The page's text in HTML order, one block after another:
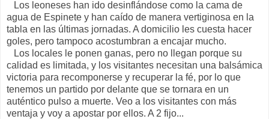
Los leoneses han ido desinflándose como la cama de
agua de Espinete y han caído de manera vertiginosa en la
tabla en las últimas jornadas. A domicilio les cuesta hacer
goles, pero tampoco acostumbran a encajar mucho.
Los locales le ponen ganas, pero no llegan porque su
calidad es limitada, y los visitantes necesitan una balsámica
victoria para recomponerse y recuperar la fé, por lo que
tenemos un partido por delante que se tornara en un
auténtico pulso a muerte. Veo a los visitantes con más
ventaja y voy a apostar por ellos. A 2 fijo...